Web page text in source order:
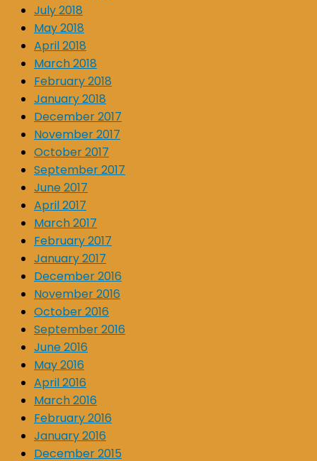
July 2018
May 2018
April 2018
March 2018
February 2018
January 2018
December 2017
November 2017
October 2017
September 2017
June 2017
April 2017
March 2017
February 2017
January 2017
December 2016
November 2016
October 2016
September 2016
June 2016
May 2016
April 2016
March 2016
February 2016
January 2016
December 2015